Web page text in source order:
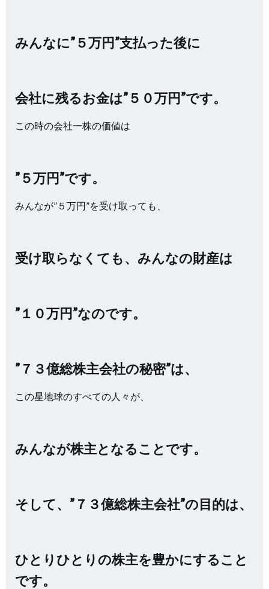
みんなに”５万円”支払った後に
会社に残るお金は”５０万円”です。
この時の会社一株の価値は
”５万円”です。
みんなが”５万円”を受け取っても、
受け取らなくても、みんなの財産は
”１０万円”なのです。
”７３億総株主会社の秘密”は、
この星地球のすべての人々が、
みんなが株主となることです。
そして、”７３億総株主会社”の目的は、
ひとりひとりの株主を豊かにすること
です。